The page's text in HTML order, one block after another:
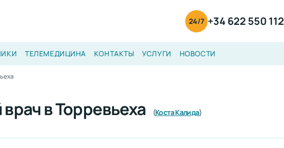
24/7 +34 622 550 112
ТЕЛЕМЕДИЦИНА КОНТАКТЫ УСЛУГИ НОВОСТИ
в Торревьеха (Коста Калида)